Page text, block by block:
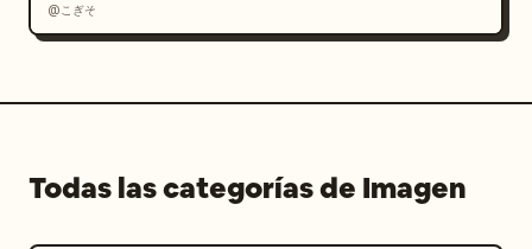
@こぎそ
Todas las categorías de Imagen